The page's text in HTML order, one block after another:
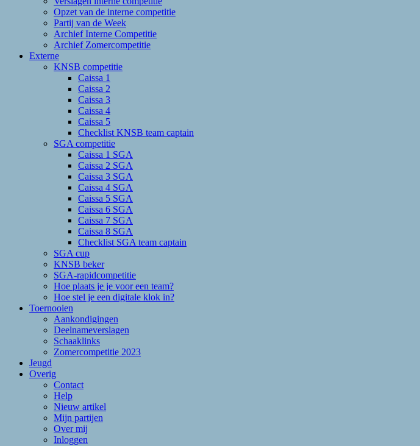
Opzet van de interne competitie
Partij van de Week
Archief Interne Competitie
Archief Zomercompetitie
Externe
KNSB competitie
Caissa 1
Caissa 2
Caissa 3
Caissa 4
Caissa 5
Checklist KNSB team captain
SGA competitie
Caissa 1 SGA
Caissa 2 SGA
Caissa 3 SGA
Caissa 4 SGA
Caissa 5 SGA
Caissa 6 SGA
Caissa 7 SGA
Caissa 8 SGA
Checklist SGA team captain
SGA cup
KNSB beker
SGA-rapidcompetitie
Hoe plaats je je voor een team?
Hoe stel je een digitale klok in?
Toernooien
Aankondigingen
Deelnameverslagen
Schaaklinks
Zomercompetitie 2023
Jeugd
Overig
Contact
Help
Nieuw artikel
Mijn partijen
Over mij
Inloggen